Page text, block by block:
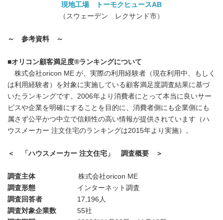
現地工場 トーモクヒュースAB
（スウェーデン レクサンド市）
～ 参考資料 ～
■オリコン顧客満足度®ランキングについて
株式会社oricon ME が、実際の利用経験者（現在利用中、もしく
は利用経験者）を対象に実施している顧客満足度調査結果に基づ
いたランキングです。2006年より消費者にとって本当に良いサー
ビスや企業を明確にすることを目的に、消費者側にも企業側にも
属さず公平かつ中立で信頼性の高い情報が提供されています（ハ
ウスメーカー 注文住宅のランキングは2015年より実施）。
＜ 「ハウスメーカー 注文住宅」 調査概要 ＞
調査主体 株式会社oricon ME
調査形態 インターネット調査
調査回答者 17,196人
調査対象企業数 55社